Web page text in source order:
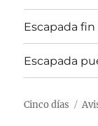
Escapada
Escapada
Cinco días